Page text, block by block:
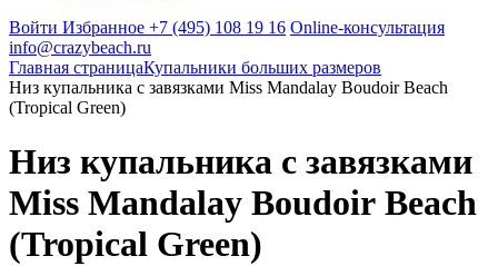
Войти Избранное +7 (495) 108 19 16 Online-консультация
info@crazybeach.ru
Главная страницаКупальники больших размеров
Низ купальника с завязками Miss Mandalay Boudoir Beach
(Tropical Green)
Низ купальника с завязками
Miss Mandalay Boudoir Beach
(Tropical Green)